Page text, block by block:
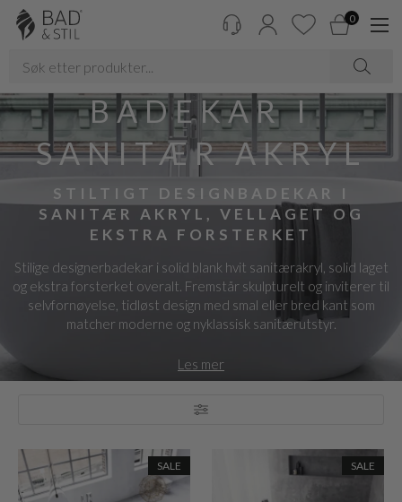
0
BADEKAR I
SANITÆR AKRYL
STILTIGT DESIGNBADEKAR I
SANITÆR AKRYL, VELLAGET OG
EKSTRA FORSTERKET
Stilige designerbadekar i solid blank hvit sanitærakryl, solid laget
og ekstra forsterket overalt. Fremstår skulpturelt og inviterer til
selvfornøyelse, tidløst design med smal eller bred kant som
matcher moderne og nyklassisk sanitærutstyr.
Les mer
SALE SALE